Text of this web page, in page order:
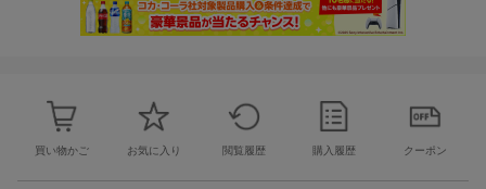
買い物かご お気に入り 閲覧履歴 購入履歴 クーポン